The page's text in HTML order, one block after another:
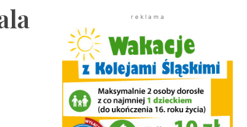
r e k l a m a